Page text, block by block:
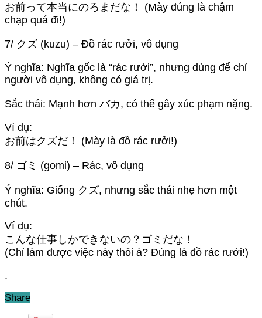
お前って本当にのろまだな！ (Mày đúng là chậm
chạp quá đi!)
7/ クズ (kuzu) – Đồ rác rưởi, vô dụng
Ý nghĩa: Nghĩa gốc là “rác rưởi”, nhưng dùng để chỉ
người vô dụng, không có giá trị.
Sắc thái: Mạnh hơn バカ, có thể gây xúc phạm nặng.
Ví dụ:
お前はクズだ！ (Mày là đồ rác rưởi!)
8/ ゴミ (gomi) – Rác, vô dụng
Ý nghĩa: Giống クズ, nhưng sắc thái nhẹ hơn một
chút.
Ví dụ:
こんな仕事しかできないの？ゴミだな！
(Chỉ làm được việc này thôi à? Đúng là đồ rác rưởi!)
.
Share